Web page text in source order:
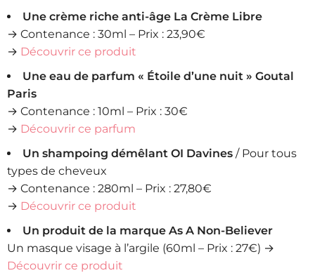
Une crème riche anti-âge La Crème Libre
→ Contenance : 30ml – Prix : 23,90€
→ Découvrir ce produit
Une eau de parfum « Étoile d’une nuit » Goutal
Paris
→ Contenance : 10ml – Prix : 30€
→ Découvrir ce parfum
Un shampoing démêlant OI Davines / Pour tous
types de cheveux
→ Contenance : 280ml – Prix : 27,80€
→ Découvrir ce produit
Un produit de la marque As A Non-Believer
Un masque visage à l’argile (60ml – Prix : 27€) →
Découvrir ce produit